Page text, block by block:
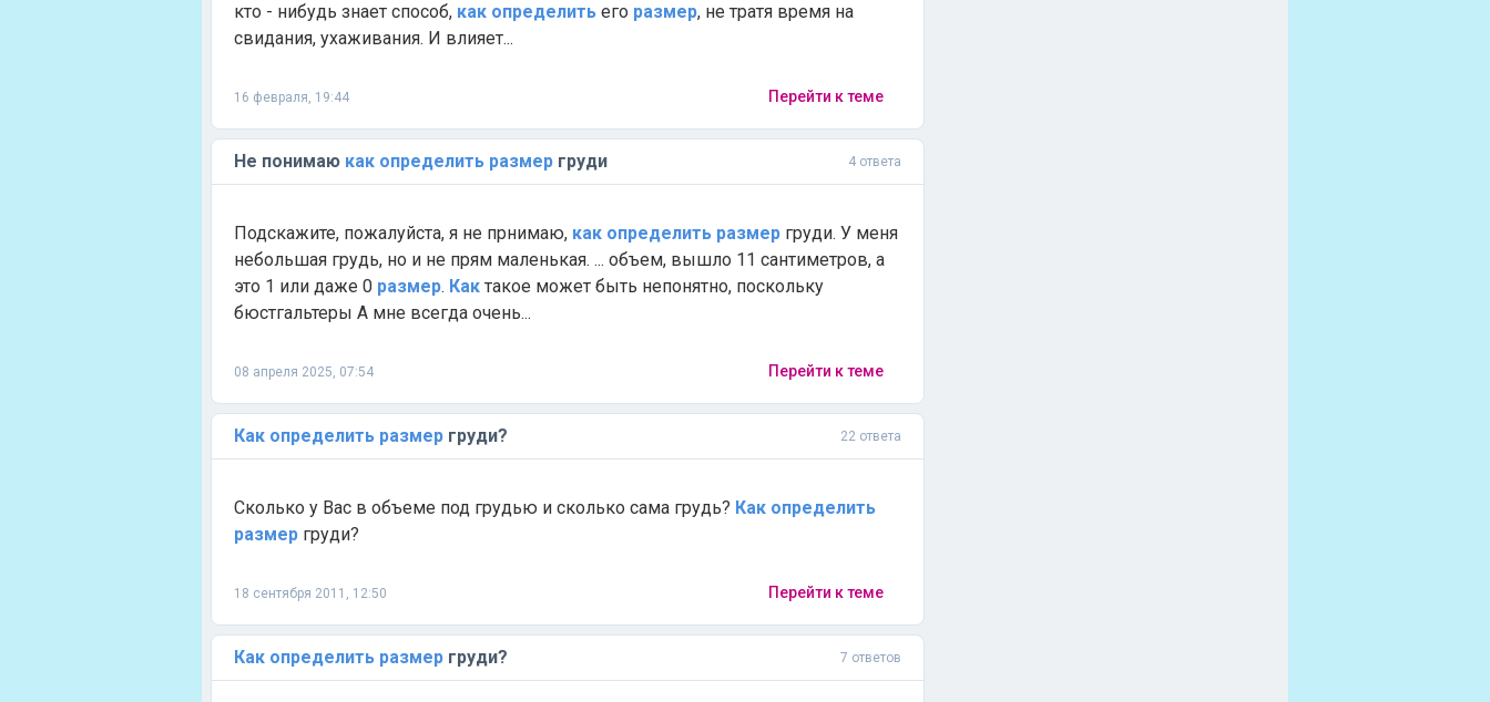
кто - нибудь знает способ, как определить его размер, не тратя время на
свидания, ухаживания. И влияет...
16 февраля, 19:44 Перейти к теме
Не понимаю как определить размер груди 4 ответа
Подскажите, пожалуйста, я не прнимаю, как определить размер груди. У меня
небольшая грудь, но и не прям маленькая. ... объем, вышло 11 сантиметров, а
это 1 или даже 0 размер. Как такое может быть непонятно, поскольку
бюстгальтеры А мне всегда очень...
08 апреля 2025, 07:54 Перейти к теме
Как определить размер груди? 22 ответа
Сколько у Вас в объеме под грудью и сколько сама грудь? Как определить
размер груди?
18 сентября 2011, 12:50 Перейти к теме
Как определить размер груди? 7 ответов